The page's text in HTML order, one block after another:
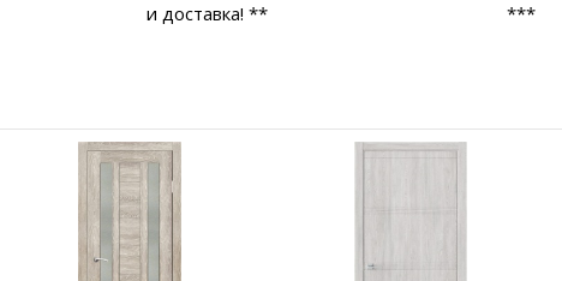
и доставка! **
***